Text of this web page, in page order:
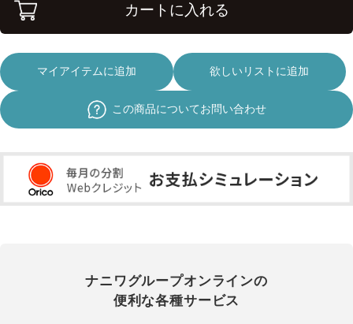
カートに入れる
マイアイテムに追加 欲しいリストに追加
この商品についてお問い合わせ
ナニワグループオンラインの
便利な各種サービス